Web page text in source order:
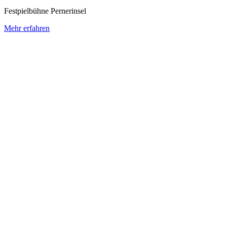
Festpielbühne Pernerinsel
Mehr erfahren